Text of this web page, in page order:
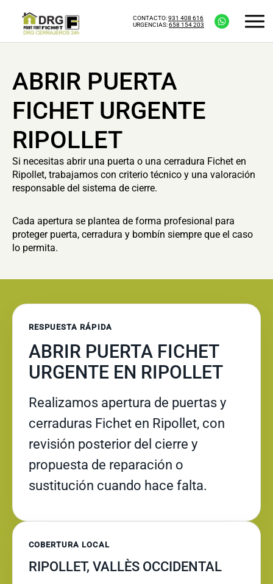
CONTACTO:931 408 616
URGENCIAS:658 154 203
ABRIR PUERTA
FICHET URGENTE
RIPOLLET
Si necesitas abrir una puerta o una cerradura Fichet en
Ripollet, trabajamos con criterio técnico y una valoración
responsable del sistema de cierre.
Cada apertura se plantea de forma profesional para
proteger puerta, cerradura y bombín siempre que el caso
lo permita.
RESPUESTA RÁPIDA
ABRIR PUERTA FICHET
URGENTE EN RIPOLLET
Realizamos apertura de puertas y
cerraduras Fichet en Ripollet, con
revisión posterior del cierre y
propuesta de reparación o
sustitución cuando hace falta.
COBERTURA LOCAL
RIPOLLET, VALLÈS OCCIDENTAL